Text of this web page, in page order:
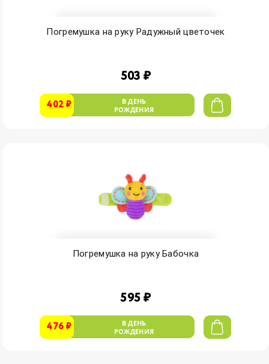
Погремушка на руку Радужный цветочек
503 ₽
402 ₽
В ДЕНЬ
РОЖДЕНИЯ
Погремушка на руку Бабочка
595 ₽
476 ₽
В ДЕНЬ
РОЖДЕНИЯ